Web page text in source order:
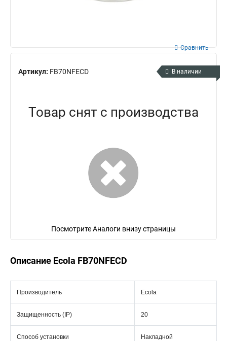
Артикул: FB70NFECD
Сравнить
В наличии
Товар снят с производства
Посмотрите Аналоги внизу страницы
Описание Ecola FB70NFECD
Производитель Ecola
Защищенность (IP) 20
Способ установки Накладной